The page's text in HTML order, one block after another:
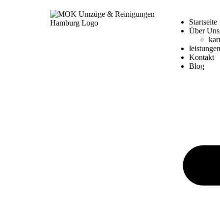
Startseite
Über Uns
leistungen
Kontakt
Blog